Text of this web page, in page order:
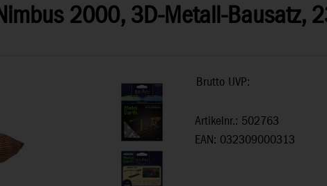
2000, 3D-Metall-Bausatz,
Brutto UVP:
Artikelnr.: 502763
EAN: 032309000313